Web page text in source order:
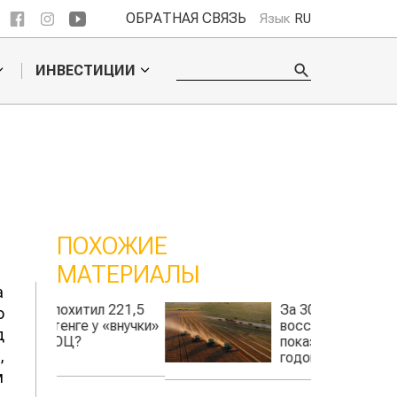
ОБРАТНАЯ СВЯЗЬ Язык RU
ИНВЕСТИЦИИ
ПОХОЖИЕ
МАТЕРИАЛЫ
За 30 лет АПК лишь
восстановил
показатели 1990-х
годов?